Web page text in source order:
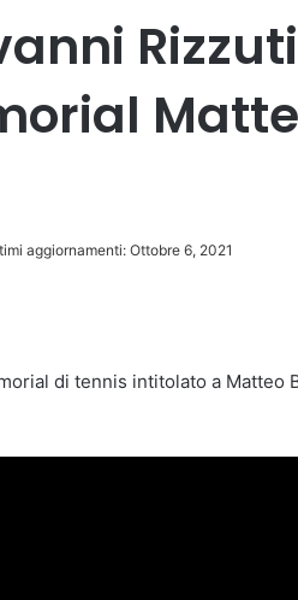
aggiornamenti: Ottobre 6, 2021
di tennis intitolato a Matteo